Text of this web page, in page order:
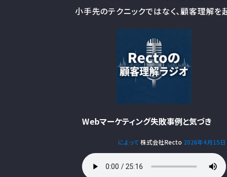
小手先のテクニックではなく、顧客理解を
Webマーケティング失敗事例と気づき
によって株式会社Recto 2026年4月15日